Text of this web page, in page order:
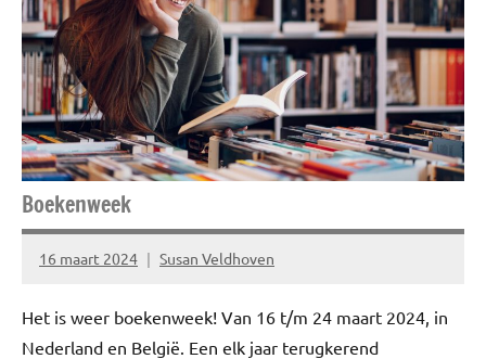
Healthy
Uitstapjes
Boekenweek
16 maart 2024 Susan Veldhoven
Geen
Het is weer boekenweek! Van 16 t/m 24 maart 2024, in
Nederland en België. Een elk jaar terugkerend